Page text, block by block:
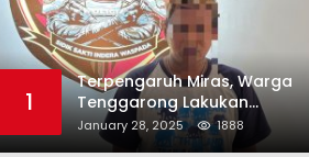
1
Terpengaruh Miras, Warga
Tenggarong Lakukan
Penganiayaan Kepada
Teman Sendiri
January 28, 2025 1888